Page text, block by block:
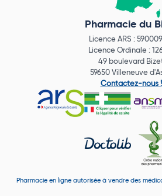
Pharmacie du
Licence ARS :
Licence Ordinale :
49 boulevard
59650 Villeneuve
Contactez-nous !
Pharmacie en ligne autorisée à vendre des